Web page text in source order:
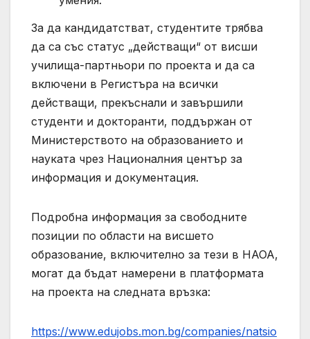
За да кандидатстват, студентите трябва
да са със статус „действащи“ от висши
училища-партньори по проекта и да са
включени в Регистъра на всички
действащи, прекъснали и завършили
студенти и докторанти, поддържан от
Министерството на образованието и
науката чрез Националния център за
информация и документация.
Подробна информация за свободните
позиции по области на висшето
образование, включително за тези в НАОА,
могат да бъдат намерени в платформата
на проекта на следната връзка:
https://www.edujobs.mon.bg/companies/natsio